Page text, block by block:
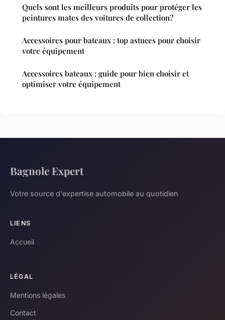
Quels sont les meilleurs produits pour protéger les
peintures mates des voitures de collection?
Accessoires pour bateaux : top astuces pour choisir
votre équipement
Accessoires bateaux : guide pour bien choisir et
optimiser votre équipement
Bagnole Expert
Votre source d'expertise automobile au quotidien
LIENS
Accueil
LÉGAL
Mentions légales
Contact